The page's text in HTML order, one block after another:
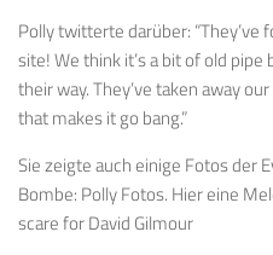
Polly twitterte darüber:
site! We think it’s a bit of old
their way. They’ve taken away
that makes it go bang.”
Sie zeigte auch einige Fotos der
Bombe: Polly Fotos. Hier eine
scare for David Gilmour